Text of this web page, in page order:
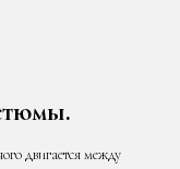
двигается между